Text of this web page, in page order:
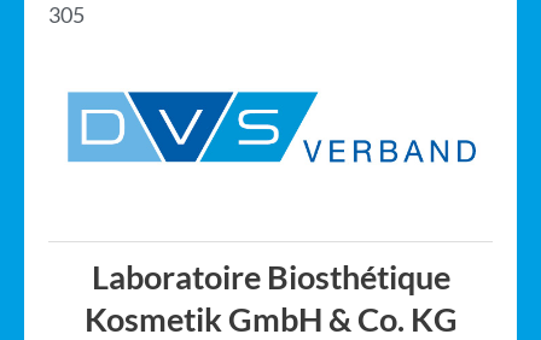
305
Laboratoire Biosthétique
Kosmetik GmbH & Co. KG